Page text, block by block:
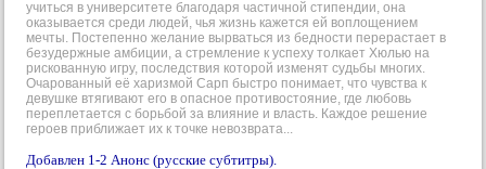
учиться в университете благодаря частичной стипендии, она
оказывается среди людей, чья жизнь кажется ей воплощением
мечты. Постепенно желание вырваться из бедности перерастает в
безудержные амбиции, а стремление к успеху толкает Хюлью на
рискованную игру, последствия которой изменят судьбы многих.
Очарованный её харизмой Сарп быстро понимает, что чувства к
девушке втягивают его в опасное противостояние, где любовь
переплетается с борьбой за влияние и власть. Каждое решение
героев приближает их к точке невозврата...
Добавлен 1-2 Анонс (русские субтитры).